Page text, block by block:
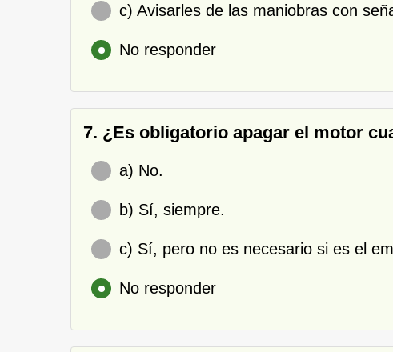
c) Avisarles de las maniobras con
No responder
7. ¿Es obligatorio apagar el motor
a) No.
b) Sí, siempre.
c) Sí, pero no es necesario si es el
No responder